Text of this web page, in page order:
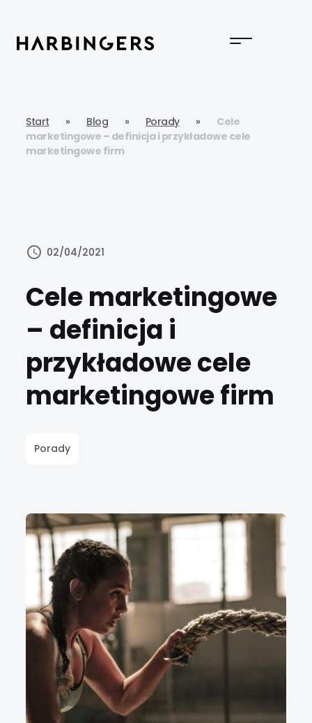
Start » Blog » Porady »
Cele
marketingowe – definicja i przykładowe cele
marketingowe firm
02/04/2021
Cele marketingowe
– definicja i
przykładowe cele
marketingowe firm
Porady